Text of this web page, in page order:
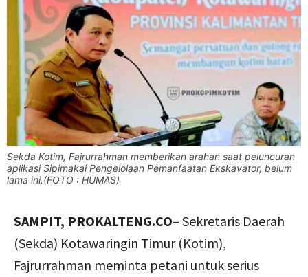
Sekda Kotim, Fajrurrahman memberikan arahan saat peluncuran
aplikasi Sipimakai Pengelolaan Pemanfaatan Ekskavator, belum
lama ini.(FOTO : HUMAS)
SAMPIT, PROKALTENG.CO– Sekretaris Daerah
(Sekda) Kotawaringin Timur (Kotim),
Fajrurrahman meminta petani untuk serius